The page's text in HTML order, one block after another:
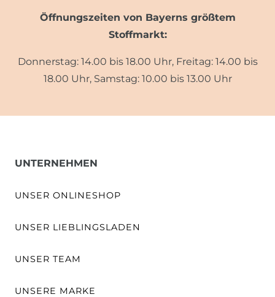
Öffnungszeiten von Bayerns größtem
Stoffmarkt:
Donnerstag: 14.00 bis 18.00 Uhr, Freitag: 14.00 bis
18.00 Uhr, Samstag: 10.00 bis 13.00 Uhr
UNTERNEHMEN
UNSER ONLINESHOP
UNSER LIEBLINGSLADEN
UNSER TEAM
UNSERE MARKE